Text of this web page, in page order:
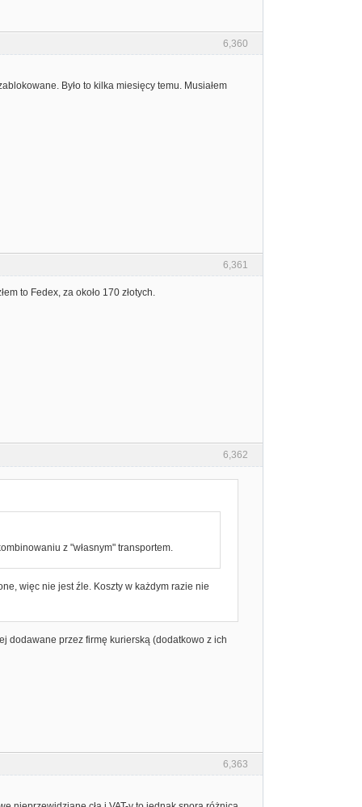
6,360
Było to kilka miesięcy temu. Musiałem
6,361
to Fedex, za około 170 złotych.
6,362
z "własnym" transportem.
więc nie jest źle. Koszty w każdym razie nie
dodawane przez firmę kurierską (dodatkowo z ich
6,363